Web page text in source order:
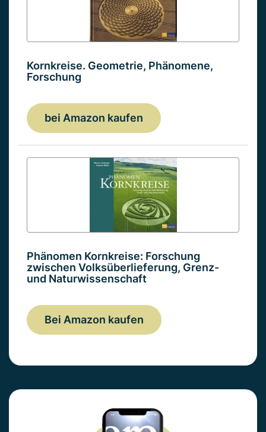
Kornkreise. Geometrie, Phänomene,
Forschung
bei Amazon kaufen
Phänomen Kornkreise: Forschung
zwischen Volksüberlieferung, Grenz-
und Naturwissenschaft
Bei Amazon kaufen